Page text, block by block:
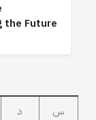
the Future
س
د